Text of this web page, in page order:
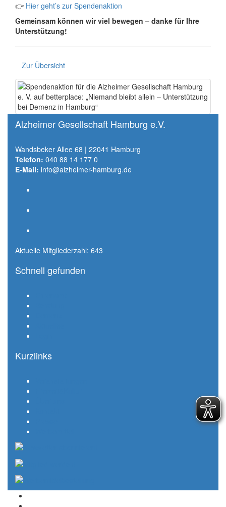
👉 Hier geht’s zur Spendenaktion
Gemeinsam können wir viel bewegen – danke für Ihre
Unterstützung!
Zur Übersicht
Alzheimer Gesellschaft Hamburg e.V.
Wandsbeker Allee 68 | 22041 Hamburg
Telefon: 040 88 14 177 0
E-Mail: info@alzheimer-hamburg.de
Aktuelle Mitgliederzahl: 643
Schnell gefunden
Kurzlinks